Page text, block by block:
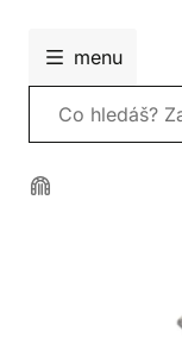
menu
Vyhledávání